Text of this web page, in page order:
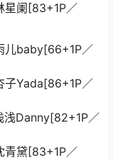
星阑[83+1P／
儿baby[66+1P／
子Yada[86+1P／
浅Danny[82+1P／
青黛[83+1P／